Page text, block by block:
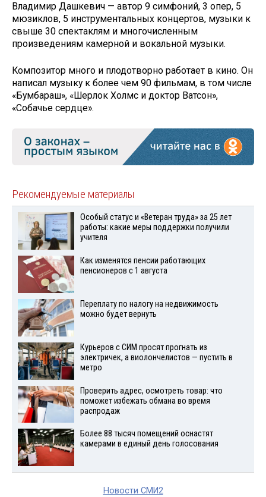
Владимир Дашкевич — автор 9 симфоний, 3 опер, 5
мюзиклов, 5 инструментальных концертов, музыки к
свыше 30 спектаклям и многочисленным
произведениям камерной и вокальной музыки.
Композитор много и плодотворно работает в кино. Он
написал музыку к более чем 90 фильмам, в том числе
«Бумбараш», «Шерлок Холмс и доктор Ватсон»,
«Собачье сердце».
Рекомендуемые материалы
Особый статус и «Ветеран труда» за 25 лет
работы: какие меры поддержки получили
учителя
Как изменятся пенсии работающих
пенсионеров с 1 августа
Переплату по налогу на недвижимость
можно будет вернуть
Курьеров с СИМ просят прогнать из
электричек, а виолончелистов — пустить в
метро
Проверить адрес, осмотреть товар: что
поможет избежать обмана во время
распродаж
Более 88 тысяч помещений оснастят
камерами в единый день голосования
Новости СМИ2